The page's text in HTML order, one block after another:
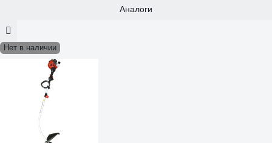
Аналоги
Нет в наличии